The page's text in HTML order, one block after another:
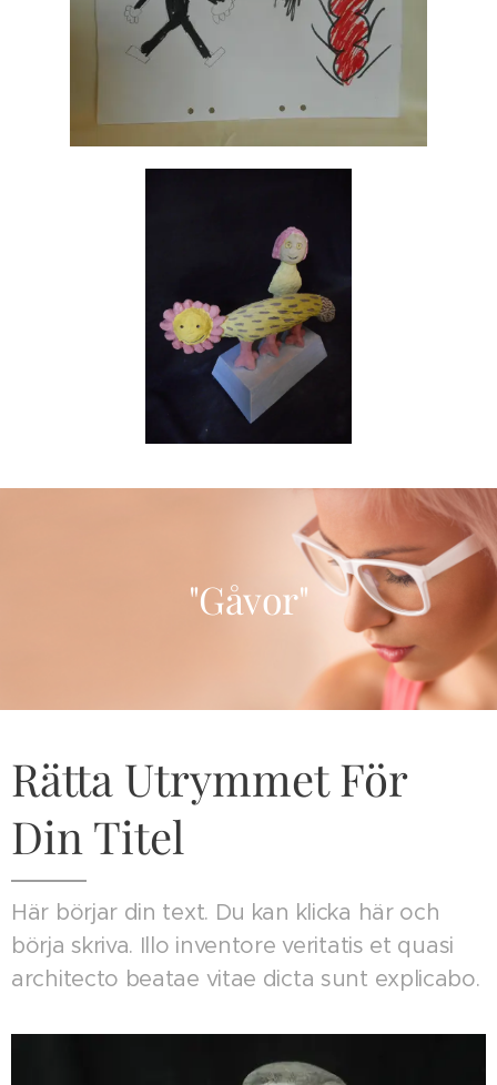
"Gåvor"
Rätta Utrymmet För
Din Titel
Här börjar din text. Du kan klicka här och
börja skriva. Illo inventore veritatis et quasi
architecto beatae vitae dicta sunt explicabo.